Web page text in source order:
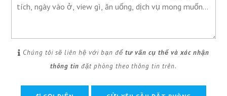
Chúng tôi sẽ liên hệ với bạn để tư vấn cụ thể và xác nhận
thông tin đặt phòng theo thông tin trên.